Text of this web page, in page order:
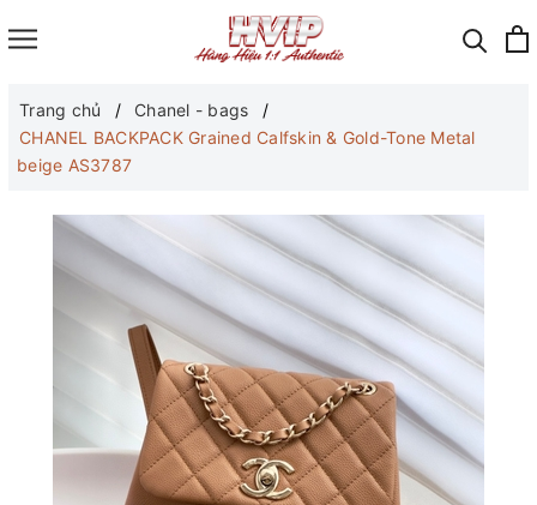
Trang chủ
Chanel - bags
CHANEL BACKPACK Grained Calfskin & Gold-Tone Metal
beige AS3787